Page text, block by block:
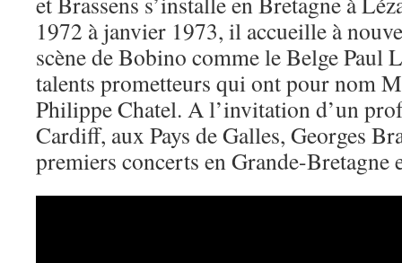
1972 à janvier 1973, il accueille à
scène de Bobino comme le Belge Paul
talents prometteurs qui ont pour nom
Philippe Chatel. A l’invitation d’un
Cardiff, aux Pays de Galles, Georges
premiers concerts en Grande-Bretagne